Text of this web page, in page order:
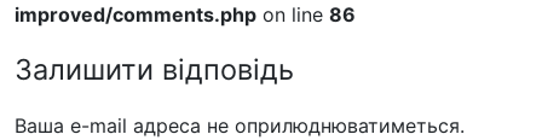
improved/comments.php on line 86
Залишити відповідь
Ваша e-mail адреса не оприлюднюватиметься.